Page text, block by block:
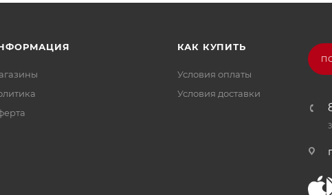
КАК КУПИТЬ
Условия оплаты
Условия доставки